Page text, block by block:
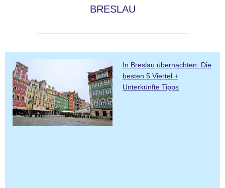
BRESLAU
In Breslau übernachten: Die
besten 5 Viertel +
Unterkünfte Tipps